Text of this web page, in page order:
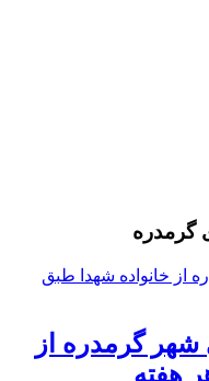
گرمدره
شهر گرمدره از
هفته